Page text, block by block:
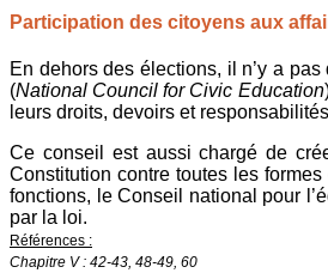
Participation des citoyens aux
En dehors des élections, il n’y a
(National Council for Civic Education
leurs droits, devoirs et
Ce conseil est aussi chargé de
Constitution contre toutes les
fonctions, le Conseil national pour
par la loi.
Références :
Chapitre V : 42-43, 48-49, 60